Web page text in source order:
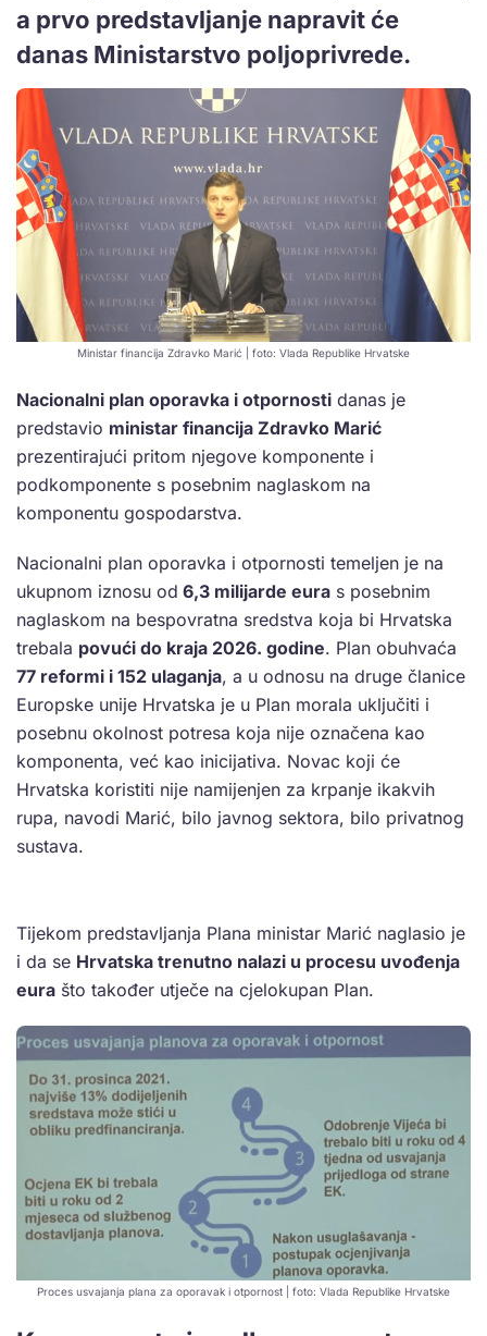
a prvo predstavljanje napravit će
danas Ministarstvo poljoprivrede.
Ministar financija Zdravko Marić | foto: Vlada Republike Hrvatske
Nacionalni plan oporavka i otpornosti danas je
predstavio ministar financija Zdravko Marić
prezentirajući pritom njegove komponente i
podkomponente s posebnim naglaskom na
komponentu gospodarstva.
Nacionalni plan oporavka i otpornosti temeljen je na
ukupnom iznosu od 6,3 milijarde eura s posebnim
naglaskom na bespovratna sredstva koja bi Hrvatska
trebala povući do kraja 2026. godine. Plan obuhvaća
77 reformi i 152 ulaganja, a u odnosu na druge članice
Europske unije Hrvatska je u Plan morala uključiti i
posebnu okolnost potresa koja nije označena kao
komponenta, već kao inicijativa. Novac koji će
Hrvatska koristiti nije namijenjen za krpanje ikakvih
rupa, navodi Marić, bilo javnog sektora, bilo privatnog
sustava.
Tijekom predstavljanja Plana ministar Marić naglasio je
i da se Hrvatska trenutno nalazi u procesu uvođenja
eura što također utječe na cjelokupan Plan.
Proces usvajanja plana za oporavak i otpornost | foto: Vlada Republike Hrvatske